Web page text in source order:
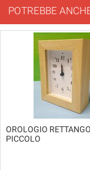
POTREBBE
OROLOGIO
PICCOLO